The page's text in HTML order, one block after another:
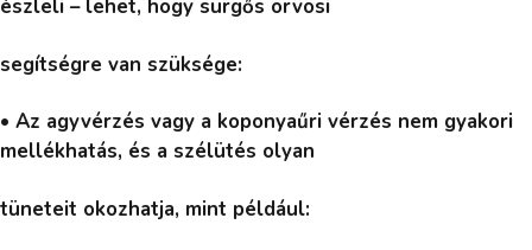
észleli – lehet, hogy sürgős orvosi
segítségre van szüksége:
• Az agyvérzés vagy a koponyaűri vérzés nem gyakori
mellékhatás, és a szélütés olyan
tüneteit okozhatja, mint például: